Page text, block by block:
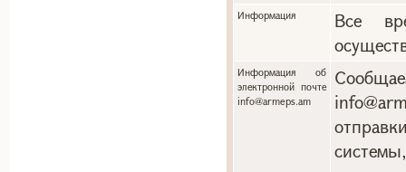
Информация
Все
Информация об
электронной почте
info@armeps.am